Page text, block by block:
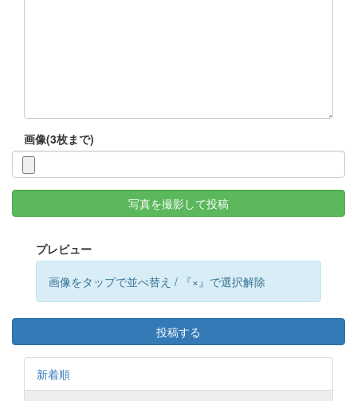
画像(3枚まで)
写真を撮影して投稿
プレビュー
画像をタップで並べ替え / 『×』で選択解除
投稿する
新着順